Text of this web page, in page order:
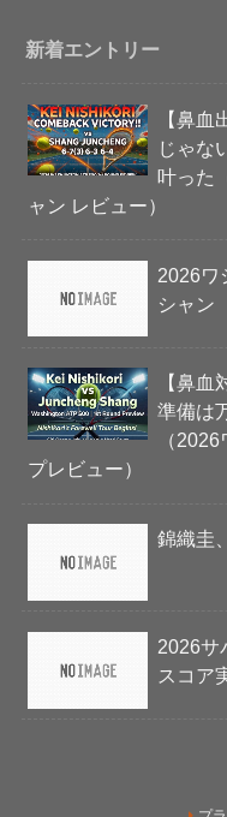
新着エントリー
【鼻
じゃな
叶った
ャン レビュー）
2026ワ
シャン
【鼻血
準備は
（
プレビュー）
錦織圭
2026サ
スコア